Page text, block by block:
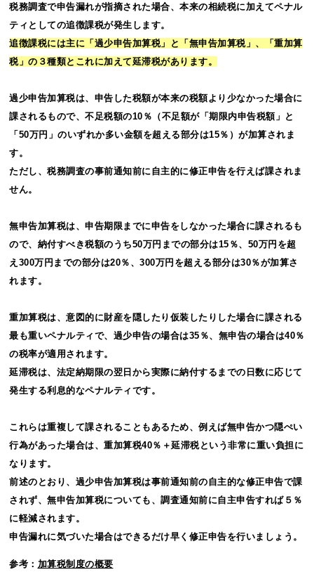
税務調査で申告漏れが指摘された場合、本来の相続税に加えてペナル
ティとしての追徴課税が発生します。
追徴課税には主に「過少申告加算税」と「無申告加算税」、「重加算
税」の３種類とこれに加えて延滞税があります。
過少申告加算税は、申告した税額が本来の税額より少なかった場合に
課されるもので、不足税額の10％（不足額が「期限内申告税額」と
「50万円」のいずれか多い金額を超える部分は15％）が加算されま
す。
ただし、税務調査の事前通知前に自主的に修正申告を行えば課されま
せん。
無申告加算税は、申告期限までに申告をしなかった場合に課されるも
ので、納付すべき税額のうち50万円までの部分は15％、50万円を超
え300万円までの部分は20％、300万円を超える部分は30％が加算さ
れます。
重加算税は、意図的に財産を隠したり仮装したりした場合に課される
最も重いペナルティで、過少申告の場合は35％、無申告の場合は40％
の税率が適用されます。
延滞税は、法定納期限の翌日から実際に納付するまでの日数に応じて
発生する利息的なペナルティです。
これらは重複して課されることもあるため、例えば無申告かつ隠ぺい
行為があった場合は、重加算税40％＋延滞税という非常に重い負担に
なります。
前述のとおり、過少申告加算税は事前通知前の自主的な修正申告で課
されず、無申告加算税についても、調査通知前に自主申告すれば５％
に軽減されます。
申告漏れに気づいた場合はできるだけ早く修正申告を行いましょう。
参考： 加算税制度の概要